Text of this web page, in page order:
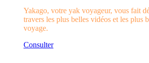
Yakago, votre yak voyageur, vous fait
travers les plus belles vidéos et les plus
voyage.
Consulter